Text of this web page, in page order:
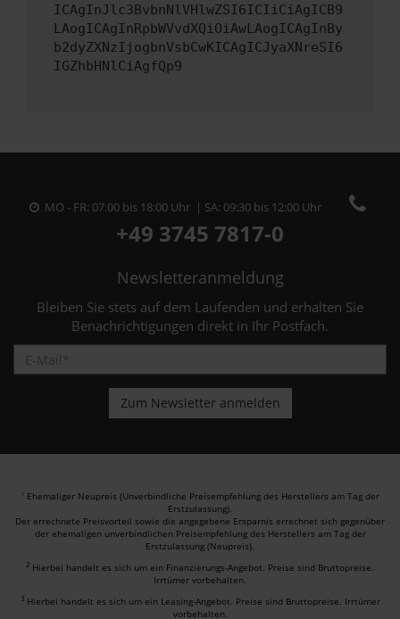
ICAgInJlc3BvbnNlVHlwZSI6ICIiCiAgICB9
LAogICAgInRpbWVvdXQiOiAwLAogICAgInBy
b2dyZXNzIjogbnVsbCwKICAgICJyaXNreSI6
IGZhbHNlCiAgfQp9
MO - FR: 07:00 bis 18:00 Uhr | SA: 09:30 bis 12:00 Uhr
+49 3745 7817-0
Newsletteranmeldung
Bleiben Sie stets auf dem Laufenden und erhalten Sie
Benachrichtigungen direkt in Ihr Postfach.
1 Ehemaliger Neupreis (Unverbindliche Preisempfehlung des Herstellers am Tag der
Erstzulassung).
Der errechnete Preisvorteil sowie die angegebene Ersparnis errechnet sich gegenüber
der ehemaligen unverbindlichen Preisempfehlung des Herstellers am Tag der
Erstzulassung (Neupreis).
2 Hierbei handelt es sich um ein Finanzierungs-Angebot. Preise sind Bruttopreise.
Irrtümer vorbehalten.
3 Hierbei handelt es sich um ein Leasing-Angebot. Preise sind Bruttopreise. Irrtümer
vorbehalten.